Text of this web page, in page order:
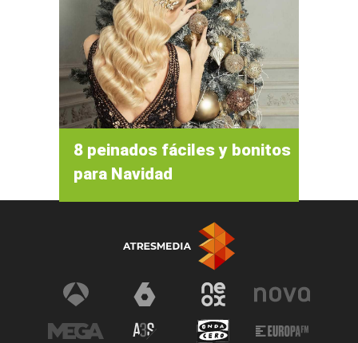
8 peinados fáciles y bonitos
para Navidad